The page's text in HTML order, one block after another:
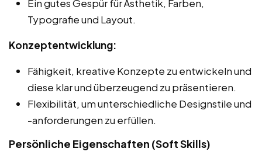
Ein gutes Gespür für Ästhetik, Farben,
Typografie und Layout.
Konzeptentwicklung:
Fähigkeit, kreative Konzepte zu entwickeln und
diese klar und überzeugend zu präsentieren.
Flexibilität, um unterschiedliche Designstile und
-anforderungen zu erfüllen.
Persönliche Eigenschaften (Soft Skills)